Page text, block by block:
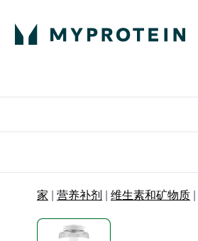
家 营养补剂 维生素和矿物质